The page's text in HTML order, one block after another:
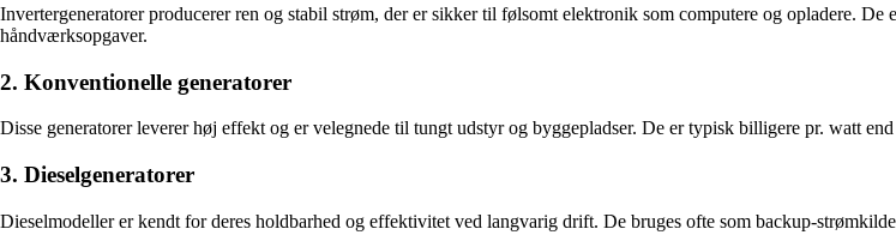
Invertergeneratorer producerer ren og stabil strøm, der er sikker til følsomt elektronik som computere og opladere.
håndværksopgaver.
2. Konventionelle generatorer
Disse generatorer leverer høj effekt og er velegnede til tungt udstyr og byggepladser. De er typisk billigere pr. watt
3. Dieselgeneratorer
Dieselmodeller er kendt for deres holdbarhed og effektivitet ved langvarig drift. De bruges ofte som backup-